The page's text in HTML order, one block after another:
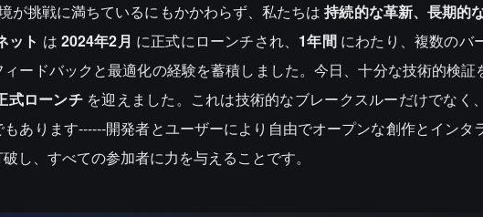
が挑戦に満ちているにもかかわらず、私たちは持続的な革新、長期的
ット は2024年2月 に正式にローンチされ、 1年間にわたり、複数のバ
ードバックと最適化の経験を蓄積しました。今日、十分な技術的検証
式ローンチを迎えました。これは技術的なブレークスルーだけでなく
あります------開発者とユーザーにより自由でオープンな創作とインタ
し、すべての参加者に力を与えることです。